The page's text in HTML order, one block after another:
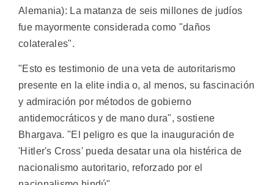
Alemania): La matanza de seis millones de judíos
fue mayormente considerada como "daños
colaterales".
"Esto es testimonio de una veta de autoritarismo
presente en la elite india o, al menos, su fascinación
y admiración por métodos de gobierno
antidemocráticos y de mano dura", sostiene
Bhargava. "El peligro es que la inauguración de
'Hitler's Cross' pueda desatar una ola histérica de
nacionalismo autoritario, reforzado por el